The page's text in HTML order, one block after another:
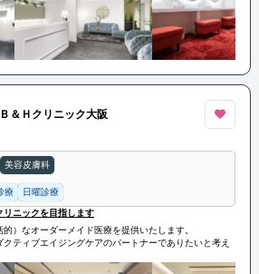
＆Ｈクリニック大阪
美容皮膚科
療 日曜診療
リニックを目指します
）なオーダーメイド医療を提供いたします。
ティブエイジングケアのパートナーでありたいと考え
供することで、心から信頼されるパートナークリニック